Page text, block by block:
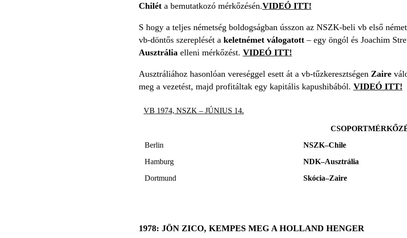
Chilét a bemutatkozó mérkőzésén.VIDEÓ ITT!
S hogy a teljes németség boldogságban ússzon az NSZK-beli vb első
vb-döntős szereplését a keletnémet válogatott– egy öngól és Joachim
Ausztrália elleni mérkőzést. VIDEÓ ITT!
Ausztráliához hasonlóan vereséggel esett át a vb-tűzkeresztségen Zaire
meg a vezetést, majd profitáltak egy kapitális kapushibából. VIDEÓ ITT!
Berlin
NSZK–Chile
Hamburg
NDK–Ausztrália
Dortmund
Skócia–Zaire
VB 1974, NSZK – JÚNIUS 14.
1978: JÖN ZICO, KEMPES MEG A HOLLAND HENGER